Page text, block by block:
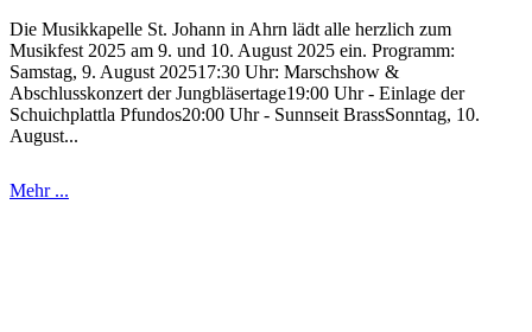
Die Musikkapelle St. Johann in Ahrn lädt alle herzlich zum
Musikfest 2025 am 9. und 10. August 2025 ein. Programm:
Samstag, 9. August 202517:30 Uhr: Marschshow &
Abschlusskonzert der Jungbläsertage19:00 Uhr - Einlage der
Schuichplattla Pfundos20:00 Uhr - Sunnseit BrassSonntag, 10.
August...
Mehr ...